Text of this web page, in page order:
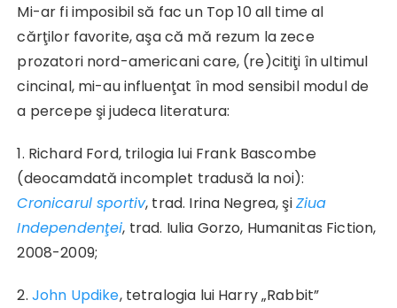
Mi-ar fi imposibil să fac un Top 10 all time al
cărţilor favorite, aşa că mă rezum la zece
prozatori nord-americani care, (re)citiţi în ultimul
cincinal, mi-au influenţat în mod sensibil modul de
a percepe şi judeca literatura:
1. Richard Ford, trilogia lui Frank Bascombe
(deocamdată incomplet tradusă la noi):
Cronicarul sportiv, trad. Irina Negrea, şiZiua
Independenţei, trad. Iulia Gorzo, Humanitas Fiction,
2008-2009;
2. John Updike, tetralogia lui Harry „Rabbit”